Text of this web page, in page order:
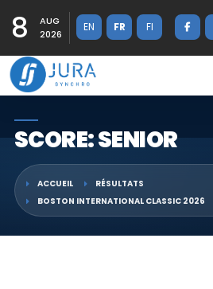
8
AUG
2026
EN FR FI
SCORE: SENIOR
ACCUEIL
RÉSULTATS
BOSTON INTERNATIONAL CLASSIC 2026